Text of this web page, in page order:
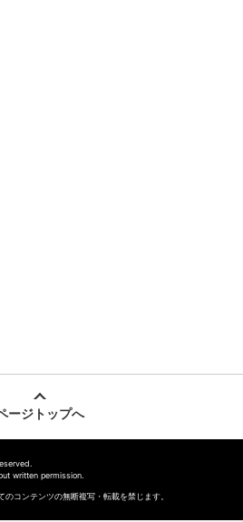
ージトップへ
written permission.
コンテンツの無断複写・転載を禁じます。